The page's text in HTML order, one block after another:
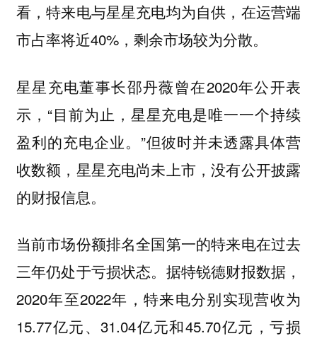
看，特来电与星星充电均为自供，在运营端
市占率将近40%，剩余市场较为分散。
星星充电董事长邵丹薇曾在2020年公开表
示，“目前为止，星星充电是唯一一个持续
盈利的充电企业。”但彼时并未透露具体营
收数额，星星充电尚未上市，没有公开披露
的财报信息。
当前市场份额排名全国第一的特来电在过去
三年仍处于亏损状态。据特锐德财报数据，
2020年至2022年，特来电分别实现营收为
15.77亿元、31.04亿元和45.70亿元，亏损